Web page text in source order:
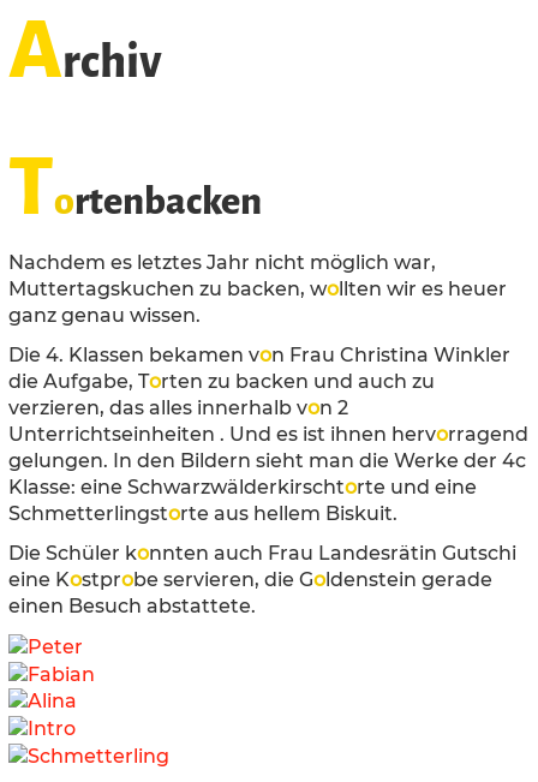
Archiv
Tortenbacken
Nachdem es letztes Jahr nicht möglich war,
Muttertagskuchen zu backen, wollten wir es heuer
ganz genau wissen.
Die 4. Klassen bekamen von Frau Christina Winkler
die Aufgabe, Torten zu backen und auch zu
verzieren, das alles innerhalb von 2
Unterrichtseinheiten . Und es ist ihnen hervorragend
gelungen. In den Bildern sieht man die Werke der 4c
Klasse: eine Schwarzwälderkirschtorte und eine
Schmetterlingstorte aus hellem Biskuit.
Die Schüler konnten auch Frau Landesrätin Gutschi
eine Kostprobe servieren, die Goldenstein gerade
einen Besuch abstattete.